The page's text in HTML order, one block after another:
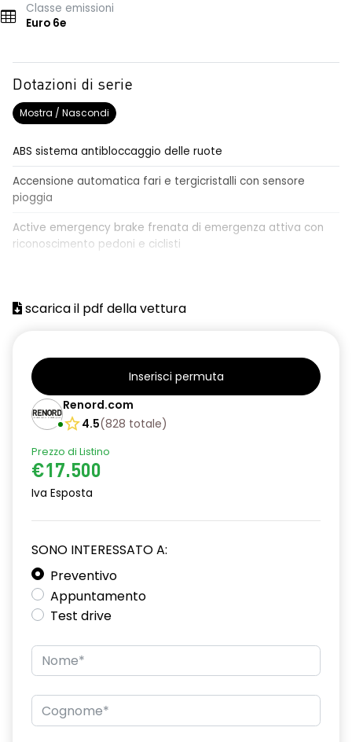
Classe emissioni
Euro 6e
Dotazioni di serie
Mostra / Nascondi
ABS sistema antibloccaggio delle ruote
Accensione automatica fari e tergicristalli con sensore
pioggia
Active emergency brake frenata di emergenza attiva con
riconoscimento pedoni e ciclisti
Airbag laterali a tendina anteriori e posteriori
Alzacristalli elettrici posteriori
Barre tetto modulari nere
Bracciolo anteriore con vano portaoggetti
Chiave pieghevole a 3 pulsanti
Distance warning avviso distanza di sicurezza
Driver display con schermo TFT da 3,5''
Eco Mode
compatibile 2G/3G o 4G/5G in base al veicolo
Firma luminosa pixelata con fari full LED
HARM03
scarica il pdf della vettura
Inserisci permuta
Renord.com
4.5(828 totale)
Prezzo di Listino
€17.500
Iva Esposta
SONO INTERESSATO A:
Preventivo
Appuntamento
Test drive